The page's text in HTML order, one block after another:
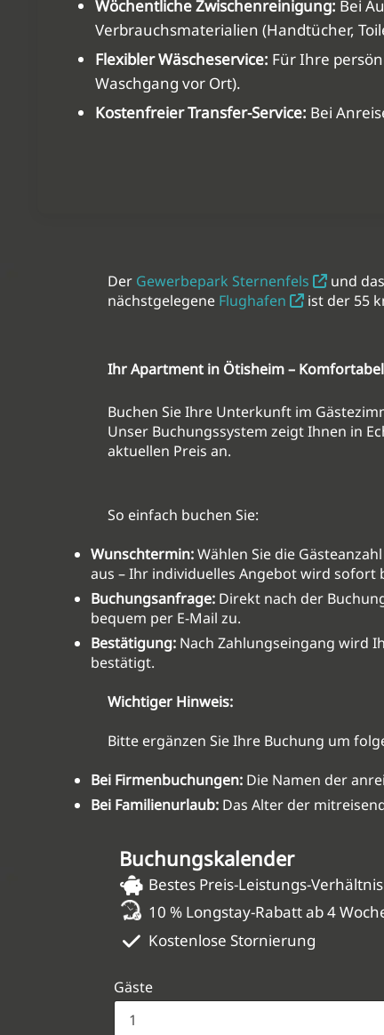
Wöchentliche Zwischenreinigung: Bei
Verbrauchsmaterialien (Handtücher,
Flexibler Wäscheservice: Für Ihre
Waschgang vor Ort).
Kostenfreier Transfer-Service: Bei
Der Gewerbepark Sternenfels und
nächstgelegene Flughafen ist der 55
Ihr Apartment in Ötisheim–
Buchen Sie Ihre Unterkunftim
Unser Buchungssystem zeigt Ihnen in
aktuellen Preis an.
So einfach buchen Sie:
Wunschtermin:Wählen Sie die
aus – Ihr individuelles Angebot wird sofort
Buchungsanfrage: Direkt nach der
bequem per E-Mail zu.
Bestätigung: Nach Zahlungseingang wird
bestätigt.
Wichtiger Hinweis:
Bitte ergänzen Sie Ihre Buchung um
Bei Firmenbuchungen: Die Namen der
Bei Familienurlaub: Das Alter der
Buchungskalender
Bestes Preis-Leistungs-Verhältnis
10 % Longstay-Rabatt ab 4
Kostenlose Stornierung
Gäste